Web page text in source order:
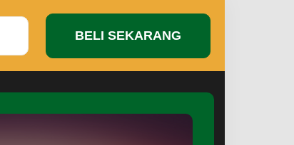
BELI SEKARANG